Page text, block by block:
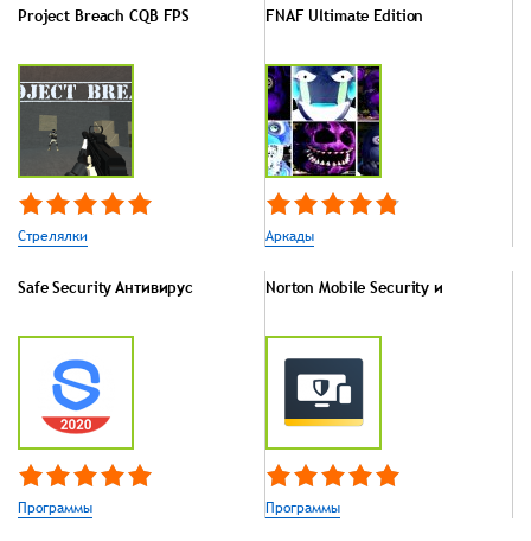
Project Breach CQB FPS
Стрелялки
FNAF Ultimate Edition
Аркады
Safe Security Aнтивирус
Программы
Norton Mobile Security и
Программы